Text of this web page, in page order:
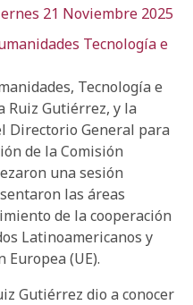
21 Noviembre 2025
Tecnología e
Tecnología e
Ruiz Gutiérrez, y la
Directorio General para
de la Comisión
una sesión
las áreas
de la cooperación
Latinoamericanos y
Europea (UE).
Gutiérrez dio a conocer